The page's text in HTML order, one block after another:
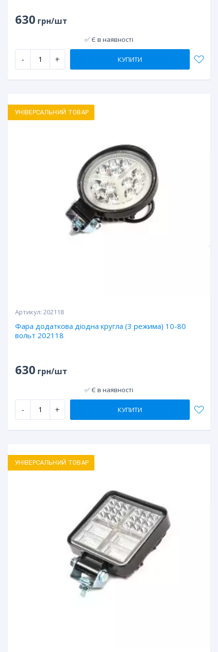
630 грн/шт
✅ Є в наявності
- + КУПИТИ
УНІВЕРСАЛЬНИЙ ТОВАР
Артикул: 202118
Фара додаткова діодна кругла (3 режима) 10-80
вольт 202118
630 грн/шт
✅ Є в наявності
- + КУПИТИ
УНІВЕРСАЛЬНИЙ ТОВАР